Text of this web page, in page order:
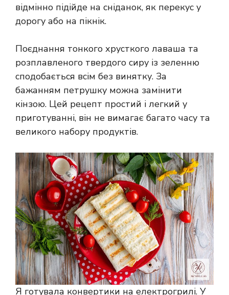
відмінно підійде на сніданок, як перекус у
дорогу або на пікнік.
Поєднання тонкого хрусткого лаваша та
розплавленого твердого сиру із зеленню
сподобається всім без винятку. За
бажанням петрушку можна замінити
кінзою. Цей рецепт простий і легкий у
приготуванні, він не вимагає багато часу та
великого набору продуктів.
Я готувала конвертики на електрогрилі. У